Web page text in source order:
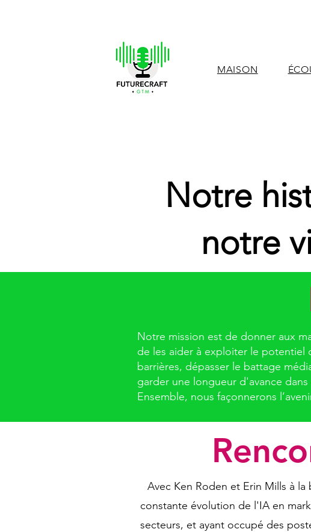
MAISON
Notre
notre
Notre mission est de donner aux
de les aider à exploiter le potentiel
barrières, dépasser le battage
garder une longueur d'avance
Ensemble, nous façonnerons
Avec Ken Roden et Erin Mills à
constante évolution de l'IA en
secteurs, et ayant occupé des